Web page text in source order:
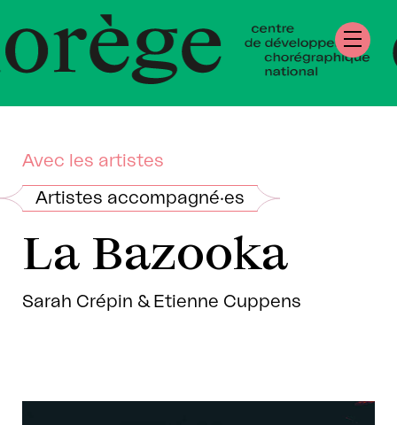
de
Avec les artistes
Artistes accompagné·es
La Bazooka
Sarah Crépin & Etienne Cuppens